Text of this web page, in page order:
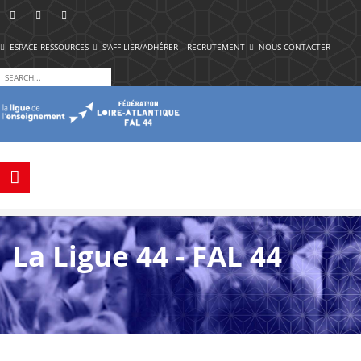
ESPACE RESSOURCES S'AFFILIER/ADHÉRER RECRUTEMENT NOUS CONTACTER
La Ligue 44 - FAL 44